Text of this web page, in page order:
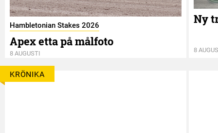
Hambletonian Stakes 2026
Apex etta på målfoto
8 AUGUSTI
Ny
8
KRÖNIKA